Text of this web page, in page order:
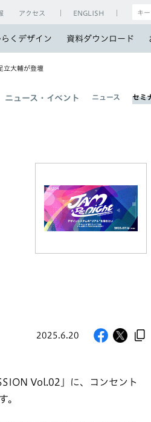
らくデザイン 資料ダウンロード
アクセス ENGLISH
立大輔が登壇
ニュース・イベント ニュース セミ
2025.6.20
Vol.02」に、コンセント
。